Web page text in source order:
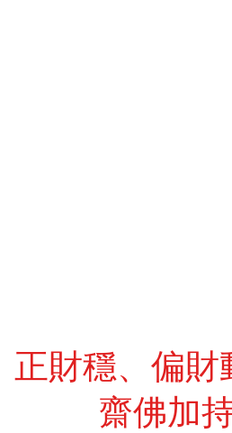
正財穩、偏財
齋佛加